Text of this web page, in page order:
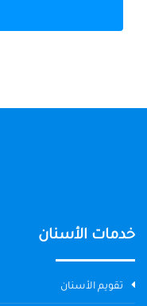
خدمات الأسنان
تقويم الأسنان